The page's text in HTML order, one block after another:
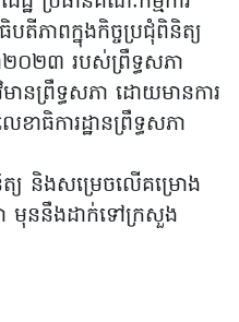
តីភាពក្នុងកិច្ចប្រជុំពិនិត្យ
២០២៣ របស់ព្រឹទ្ធសភា
នព្រឹទ្ធសភា ដោយមានការ
ាធិការដ្ឋានព្រឹទ្ធសភា
ត្យ និងសម្រេចលើគម្រោង
មុននឹងដាក់ទៅក្រសួង